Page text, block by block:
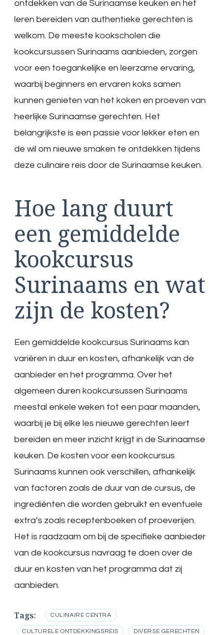
ontdekken van de Surinaamse keuken en het
leren bereiden van authentieke gerechten is
welkom. De meeste kookscholen die
kookcursussen Surinaams aanbieden, zorgen
voor een toegankelijke en leerzame ervaring,
waarbij beginners en ervaren koks samen
kunnen genieten van het koken en proeven van
heerlijke Surinaamse gerechten. Het
belangrijkste is een passie voor lekker eten en
de wil om nieuwe smaken te ontdekken tijdens
deze culinaire reis door de Surinaamse keuken.
Hoe lang duurt
een gemiddelde
kookcursus
Surinaams en wat
zijn de kosten?
Een gemiddelde kookcursus Surinaams kan
variëren in duur en kosten, afhankelijk van de
aanbieder en het programma. Over het
algemeen duren kookcursussen Surinaams
meestal enkele weken tot een paar maanden,
waarbij je bij elke les nieuwe gerechten leert
bereiden en meer inzicht krijgt in de Surinaamse
keuken. De kosten voor een kookcursus
Surinaams kunnen ook verschillen, afhankelijk
van factoren zoals de duur van de cursus, de
ingrediënten die worden gebruikt en eventuele
extra’s zoals receptenboeken of proeverijen.
Het is raadzaam om bij de specifieke aanbieder
van de kookcursus navraag te doen over de
duur en kosten van het programma dat zij
aanbieden.
Tags: CULINAIRE CENTRA
CULTURELE ONTDEKKINGSREIS DIVERSE GERECHTEN